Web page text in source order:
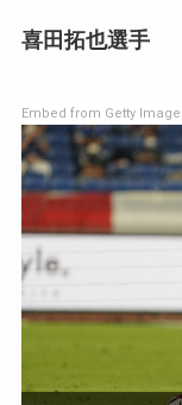
喜田拓也選手
Embed from Getty